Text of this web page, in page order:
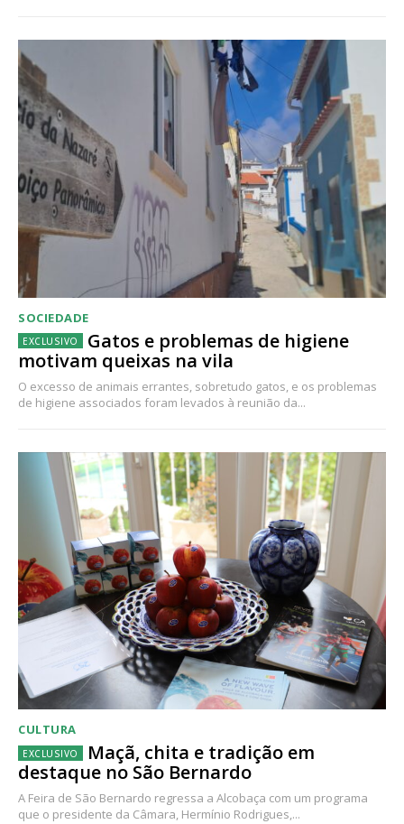
SOCIEDADE
Gatos e problemas de higiene
motivam queixas na vila
O excesso de animais errantes, sobretudo gatos, e os problemas
de higiene associados foram levados à reunião da...
CULTURA
Maçã, chita e tradição em
destaque no São Bernardo
A Feira de São Bernardo regressa a Alcobaça com um programa
que o presidente da Câmara, Hermínio Rodrigues,...